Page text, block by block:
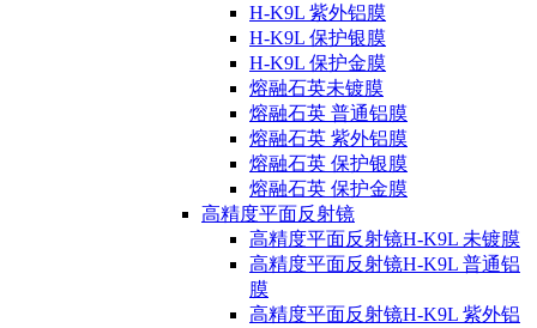
H-K9L 紫外铝膜
H-K9L 保护银膜
H-K9L 保护金膜
熔融石英未镀膜
熔融石英 普通铝膜
熔融石英 紫外铝膜
熔融石英 保护银膜
熔融石英 保护金膜
高精度平面反射镜
高精度平面反射镜H-K9L 未镀膜
高精度平面反射镜H-K9L 普通铝
膜
高精度平面反射镜H-K9L 紫外铝